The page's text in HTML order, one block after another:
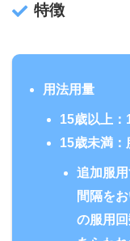
特徴
用法用量
15歳以上：
15歳未満：
追加服
間隔を
の服用